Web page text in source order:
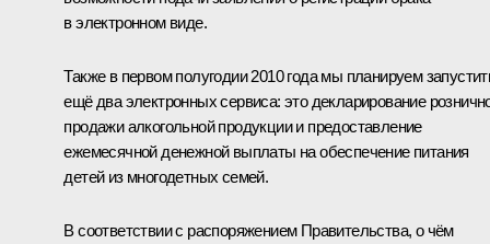
в электронном виде.
Также в первом полугодии 2010 года мы планируем
ещё два электронных сервиса: это декларирование
продажи алкогольной продукции и предоставление
ежемесячной денежной выплаты на обеспечение питания
детей из многодетных семей.
В соответствии с распоряжением Правительства, о чём